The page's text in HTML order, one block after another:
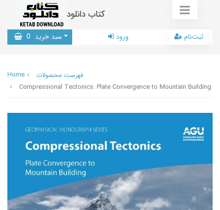
کتاب دانلود
سبد خرید 0 ورود ثبت‌نام
Home
فهرست محصولات
Compressional Tectonics: Plate Convergence to Mountain Building